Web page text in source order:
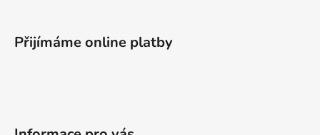
Přijímáme online platby